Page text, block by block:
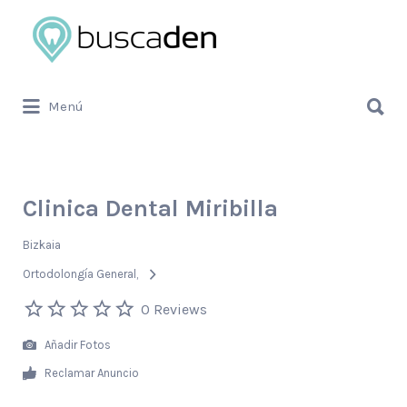
Buscar
por:
Menú
por:
Clinica Dental Miribilla
Bizkaia
Ortodolongía General
0 Reviews
Añadir Fotos
Reclamar Anuncio